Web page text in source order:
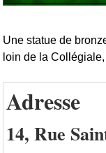
Une statue de
loin de la
Adresse
14, Rue